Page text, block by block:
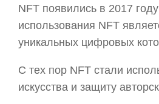
NFT появились в 2017
использования NFT
уникальных цифровых
С тех пор NFT стали
искусства и защиту